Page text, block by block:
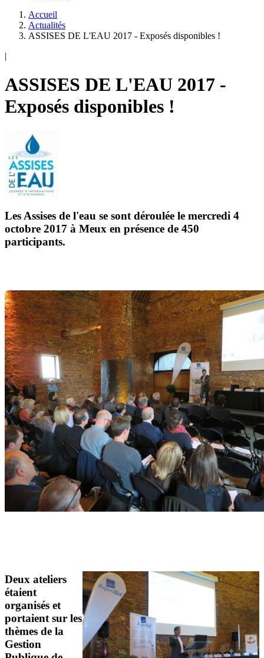
Accueil
Actualités
ASSISES DE L'EAU 2017 - Exposés disponibles !
|
ASSISES DE L'EAU 2017 -
Exposés disponibles !
Les Assises de l'eau se sont déroulée le mercredi 4
octobre 2017 à Meux en présence de 450
participants.
Deux ateliers
étaient
organisés et
portaient sur les
thèmes de la
Gestion